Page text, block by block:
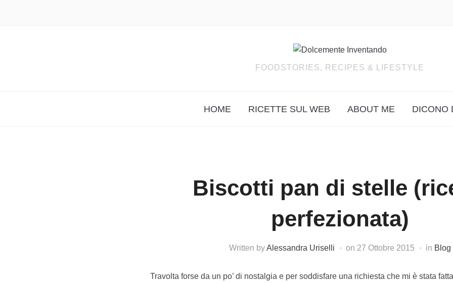
FOODSTORIES, RECIPES & LIFESTYLE
HOME RICETTE SUL WEB ABOUT ME DICONO
Biscotti pan di stelle
perfezionata)
Written byAlessandra Uriselli on 27 Ottobre 2015 in Blog
Travolta forse da un po’ di nostalgia e per soddisfare una richiesta che mi è stata